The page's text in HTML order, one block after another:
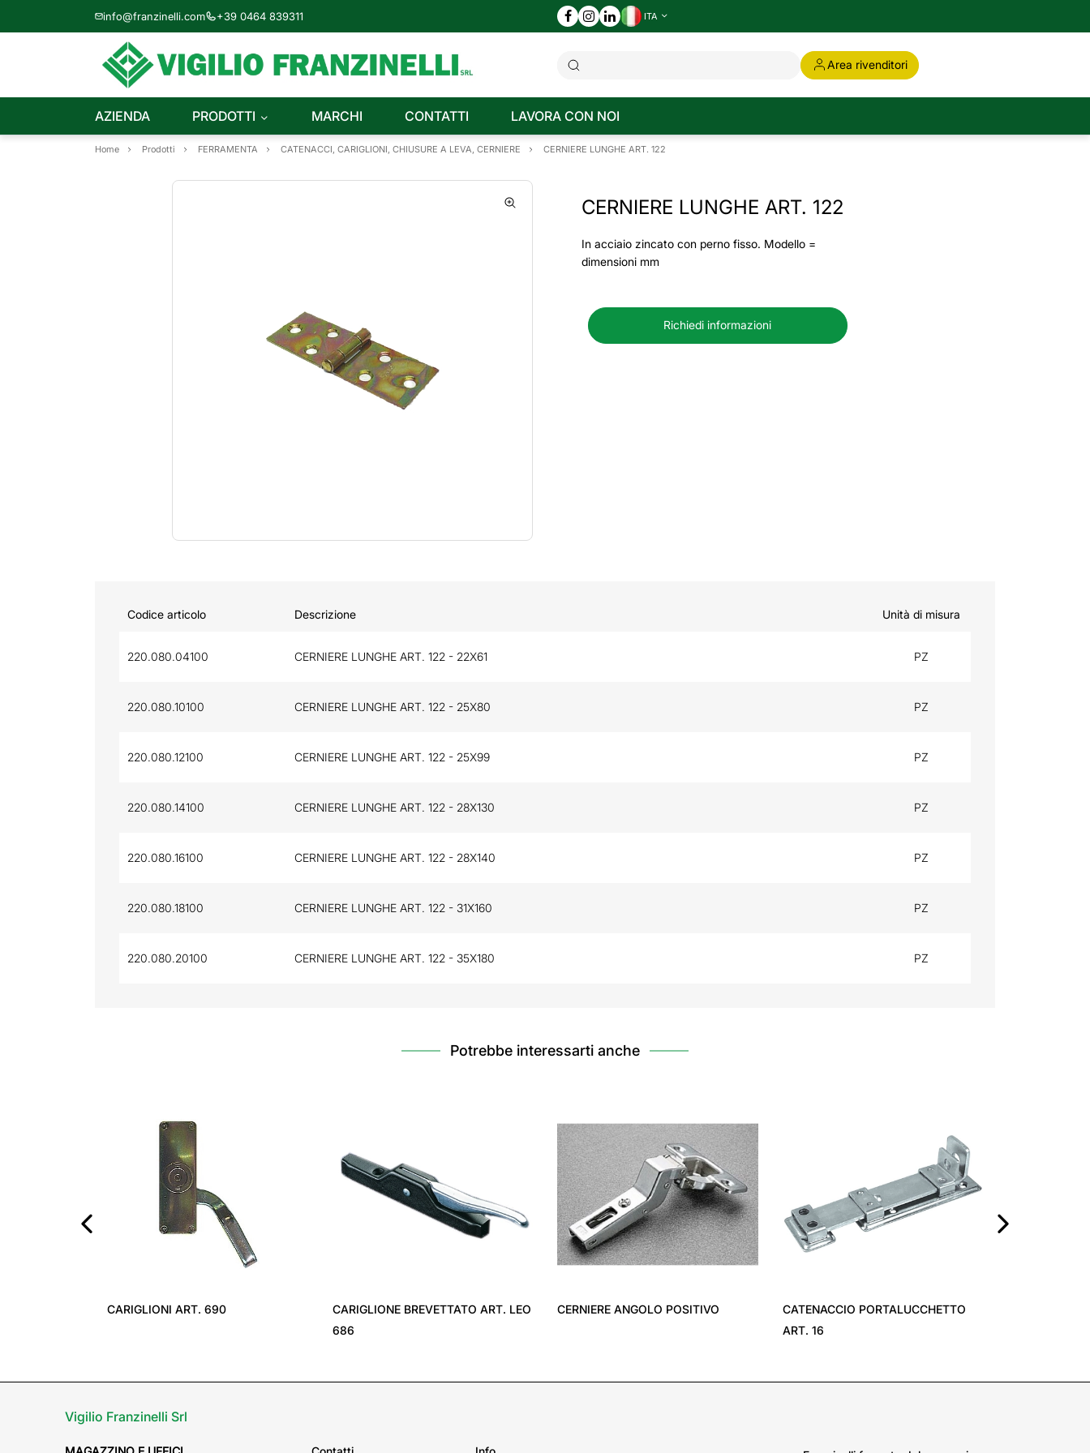
info@franzinelli.com +39 0464 839311 ITA
Area rivenditori
AZIENDA PRODOTTI MARCHI CONTATTI LAVORA CON NOI
Home Prodotti FERRAMENTA CATENACCI, CARIGLIONI, CHIUSURE A LEVA, CERNIERE CERNIERE LUNGHE ART. 122
CERNIERE LUNGHE ART. 122
In acciaio zincato con perno fisso. Modello =
dimensioni mm
Richiedi informazioni
Codice articolo Descrizione Unità di misura
220.080.04100 CERNIERE LUNGHE ART. 122 - 22X61 PZ
220.080.10100 CERNIERE LUNGHE ART. 122 - 25X80 PZ
220.080.12100 CERNIERE LUNGHE ART. 122 - 25X99 PZ
220.080.14100 CERNIERE LUNGHE ART. 122 - 28X130 PZ
220.080.16100 CERNIERE LUNGHE ART. 122 - 28X140 PZ
220.080.18100 CERNIERE LUNGHE ART. 122 - 31X160 PZ
220.080.20100 CERNIERE LUNGHE ART. 122 - 35X180 PZ
Potrebbe interessarti anche
CARIGLIONI ART. 690
CARIGLIONE BREVETTATO ART. LEO
686
CERNIERE ANGOLO POSITIVO
CATENACCIO PORTALUCCHETTO
ART. 16
Vigilio Franzinelli Srl